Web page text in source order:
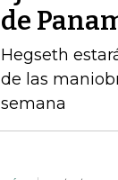
de
Hegseth
de las
semana